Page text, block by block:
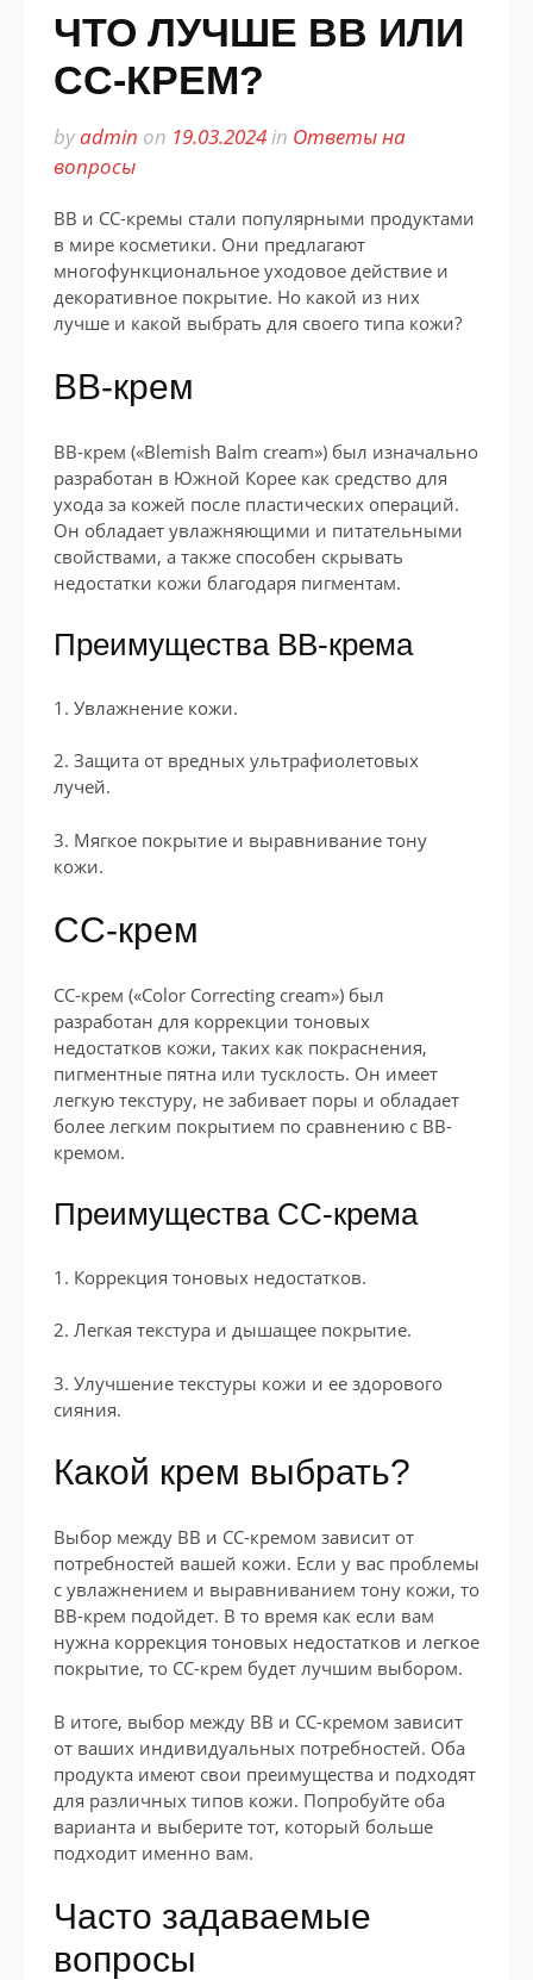
ЧТО ЛУЧШЕ BB ИЛИ
CC-КРЕМ?
byadmin on 19.03.2024in Ответы на
вопросы
BB и CC-кремы стали популярными продуктами
в мире косметики. Они предлагают
многофункциональное уходовое действие и
декоративное покрытие. Но какой из них
лучше и какой выбрать для своего типа кожи?
BB-крем
BB-крем («Blemish Balm cream») был изначально
разработан в Южной Корее как средство для
ухода за кожей после пластических операций.
Он обладает увлажняющими и питательными
свойствами, а также способен скрывать
недостатки кожи благодаря пигментам.
Преимущества BB-крема
1. Увлажнение кожи.
2. Защита от вредных ультрафиолетовых
лучей.
3. Мягкое покрытие и выравнивание тону
кожи.
CC-крем
CC-крем («Color Correcting cream») был
разработан для коррекции тоновых
недостатков кожи, таких как покраснения,
пигментные пятна или тусклость. Он имеет
легкую текстуру, не забивает поры и обладает
более легким покрытием по сравнению с BB-
кремом.
Преимущества CC-крема
1. Коррекция тоновых недостатков.
2. Легкая текстура и дышащее покрытие.
3. Улучшение текстуры кожи и ее здорового
сияния.
Какой крем выбрать?
Выбор между BB и CC-кремом зависит от
потребностей вашей кожи. Если у вас проблемы
с увлажнением и выравниванием тону кожи, то
BB-крем подойдет. В то время как если вам
нужна коррекция тоновых недостатков и легкое
покрытие, то CC-крем будет лучшим выбором.
В итоге, выбор между BB и CC-кремом зависит
от ваших индивидуальных потребностей. Оба
продукта имеют свои преимущества и подходят
для различных типов кожи. Попробуйте оба
варианта и выберите тот, который больше
подходит именно вам.
Часто задаваемые
вопросы